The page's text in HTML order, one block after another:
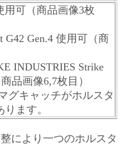
用可（商品画像3枚
G42 Gen.4 使用可（商
INDUSTRIES Strike
品画像6,7枚目）
グキャッチがホルスタ
ます。
により一つのホルスタ